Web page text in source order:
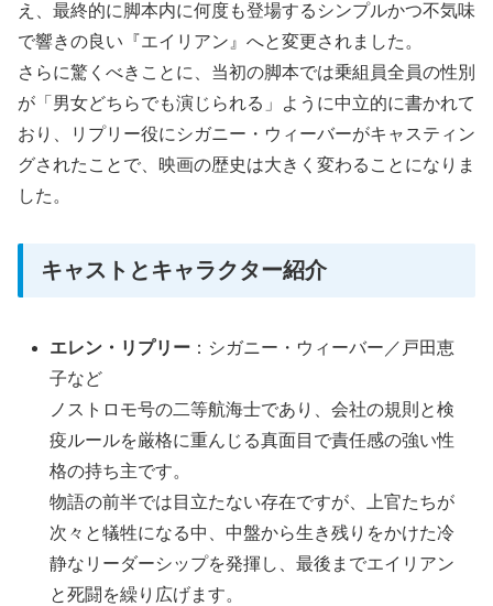
え、最終的に脚本内に何度も登場するシンプルかつ不気味
で響きの良い『エイリアン』へと変更されました。
さらに驚くべきことに、当初の脚本では乗組員全員の性別
が「男女どちらでも演じられる」ように中立的に書かれて
おり、リプリー役にシガニー・ウィーバーがキャスティン
グされたことで、映画の歴史は大きく変わることになりま
した。
キャストとキャラクター紹介
エレン・リプリー ：シガニー・ウィーバー／戸田恵
子など
ノストロモ号の二等航海士であり、会社の規則と検
疫ルールを厳格に重んじる真面目で責任感の強い性
格の持ち主です。
物語の前半では目立たない存在ですが、上官たちが
次々と犠牲になる中、中盤から生き残りをかけた冷
静なリーダーシップを発揮し、最後までエイリアン
と死闘を繰り広げます。